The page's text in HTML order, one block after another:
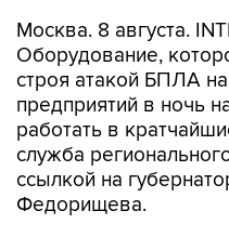
Москва. 8 августа.
Оборудование,
строя атакой БПЛА
предприятий в ночь
работать в
служба
ссылкой на
Федорищева.